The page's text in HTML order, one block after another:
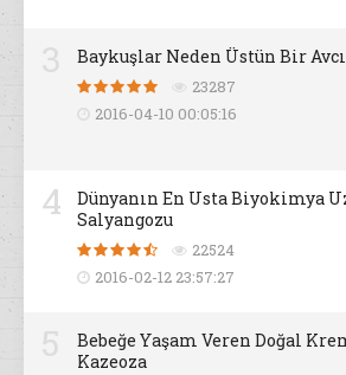
Baykuşlar Neden Üstün Bir
23287
2016-04-10 00:05:16
4
Dünyanın En Usta Biyokimya
Salyangozu
22524
2016-02-12 23:57:27
Bebeğe Yaşam Veren Doğal
Kazeoza